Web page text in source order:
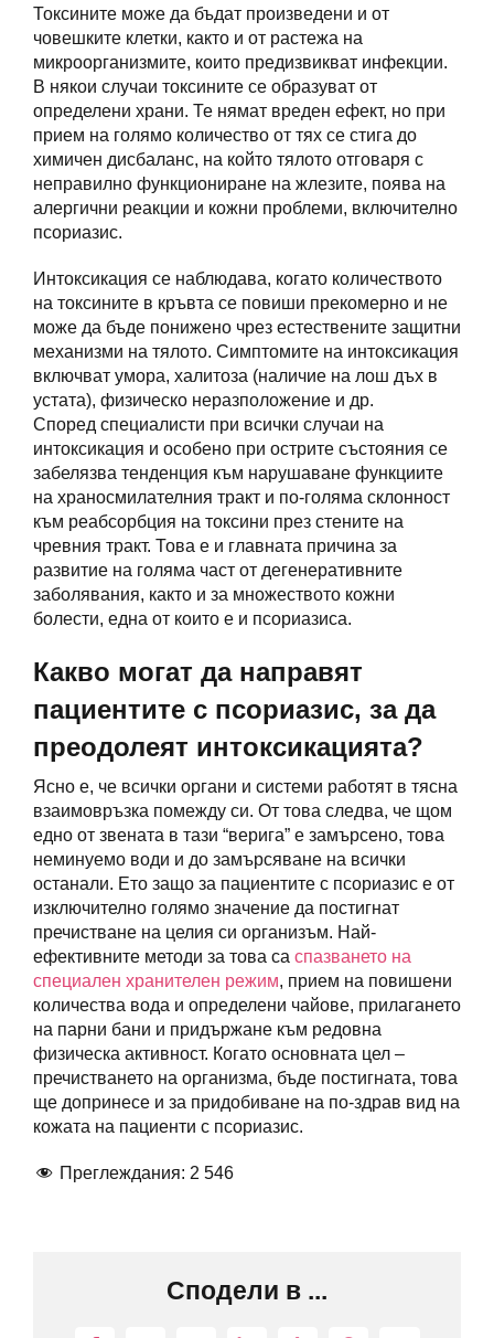
Токсините може да бъдат произведени и от
човешките клетки, както и от растежа на
микроорганизмите, които предизвикват инфекции.
В някои случаи токсините се образуват от
определени храни. Те нямат вреден ефект, но при
прием на голямо количество от тях се стига до
химичен дисбаланс, на който тялото отговаря с
неправилно функциониране на жлезите, поява на
алергични реакции и кожни проблеми, включително
псориазис.
Интоксикация се наблюдава, когато количеството
на токсините в кръвта се повиши прекомерно и не
може да бъде понижено чрез естествените защитни
механизми на тялото. Симптомите на интоксикация
включват умора, халитоза (наличие на лош дъх в
устата), физическо неразположение и др.
Според специалисти при всички случаи на
интоксикация и особено при острите състояния се
забелязва тенденция към нарушаване функциите
на храносмилателния тракт и по-голяма склонност
към реабсорбция на токсини през стените на
чревния тракт. Това е и главната причина за
развитие на голяма част от дегенеративните
заболявания, както и за множеството кожни
болести, една от които е и псориазиса.
Какво могат да направят
пациентите с псориазис, за да
преодолеят интоксикацията?
Ясно е, че всички органи и системи работят в тясна
взаимовръзка помежду си. От това следва, че щом
едно от звената в тази “верига” е замърсено, това
неминуемо води и до замърсяване на всички
останали. Ето защо за пациентите с псориазис е от
изключително голямо значение да постигнат
пречистване на целия си организъм. Най-
ефективните методи за това са спазването на
специален хранителен режим, прием на повишени
количества вода и определени чайове, прилагането
на парни бани и придържане към редовна
физическа активност. Когато основната цел –
пречистването на организма, бъде постигната, това
ще допринесе и за придобиване на по-здрав вид на
кожата на пациенти с псориазис.
Преглеждания: 2 546
Сподели в ...